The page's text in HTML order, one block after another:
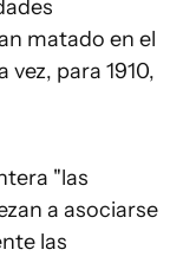
matado en el
para 1910,
"las
a asociarse
las